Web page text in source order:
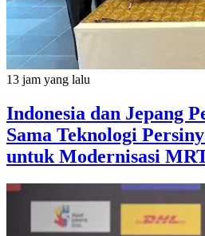
13 jam yang lalu
Indonesia dan Jepang
Sama Teknologi
untuk Modernisasi